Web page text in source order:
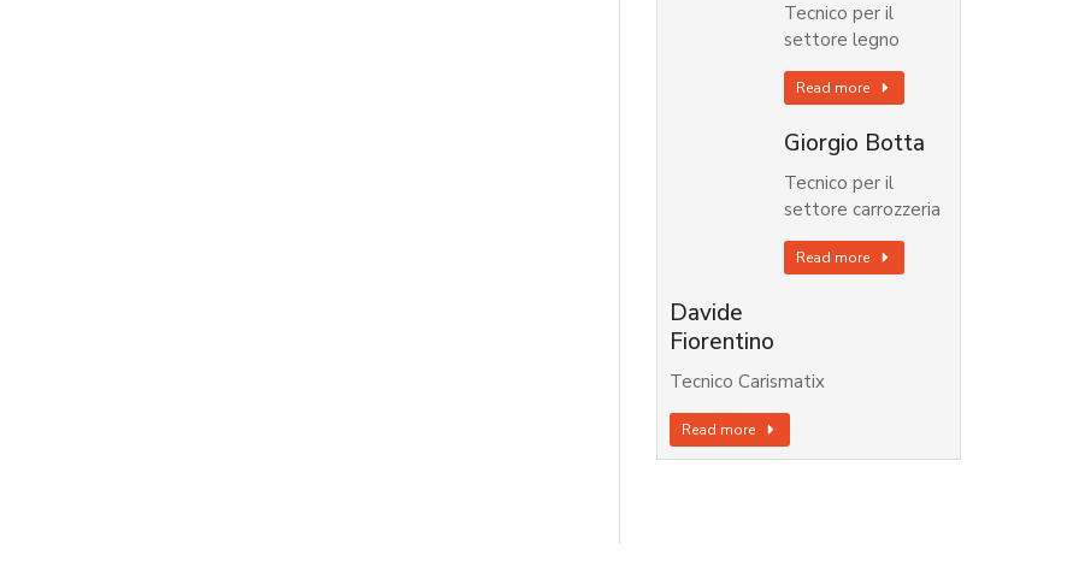
Tecnico per il
settore legno
Read more
Giorgio Botta
Tecnico per il
settore carrozzeria
Read more
Davide
Fiorentino
Tecnico Carismatix
Read more